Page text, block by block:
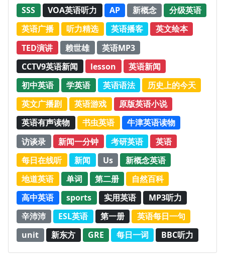
SSS
VOA英语听力 AP 新概念
分级英语
英语广播
听力精选 英语播客
英文绘本
TED演讲
赖世雄
英语MP3
CCTV9英语新闻
lesson
英语新闻
初中英语
学英语 英语语法
历史上的今天
英文广播剧
英语游戏
原版英语小说
英语有声读物
书虫英语
牛津英语读物
访谈录
新闻一分钟 考研英语
英语
每日在线听
新闻 Us
新概念英语
地道英语
单词 第二册
自然百科
高中英语
sports 实用英语
MP3听力
辛沛沛
ESL英语 第一册
英语每日一句
unit
新东方 GRE 每日一词 BBC听力